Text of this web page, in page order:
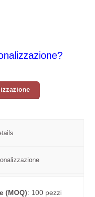
(MOQ): 100 pezzi